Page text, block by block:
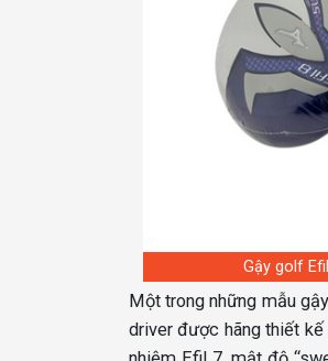
Gậy golf
Một trong những mẫu
driver được hãng thiết kế